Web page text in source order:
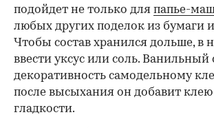
подойдет не только для папье-
любых других поделок из бумаги
Чтобы состав хранился дольше, в
ввести уксус или соль. Ванильный
декоративность самодельному
после высыхания он добавит клею
гладкости.